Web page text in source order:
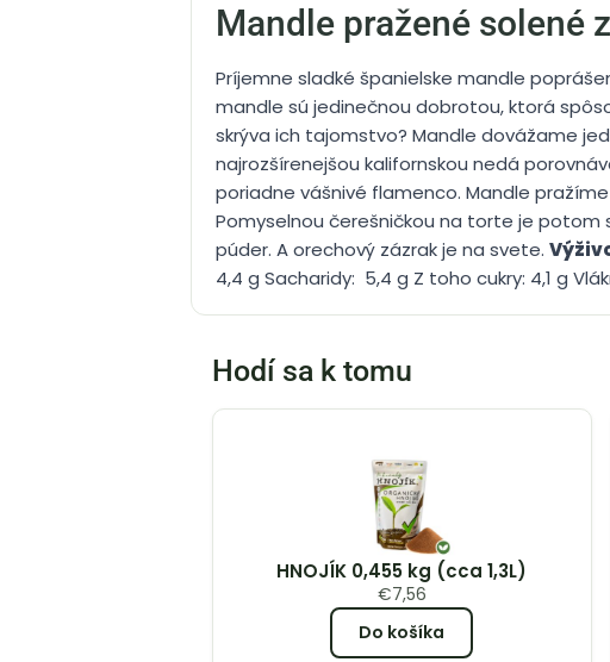
Mandle pražené solené
Príjemne sladké španielske mandle
mandle sú jedinečnou dobrotou, ktorá
skrýva ich tajomstvo? Mandle dovážame
najrozšírenejšou kalifornskou nedá
poriadne vášnivé flamenco. Mandle
Pomyselnou čerešničkou na torte je potom
púder. A orechový zázrak je na svete.
4,4 g Sacharidy: 5,4 g Z toho cukry: 4,1 g
Hodí sa k tomu
HNOJÍK 0,455 kg (cca 1,3L)
€7,56
Do košíka